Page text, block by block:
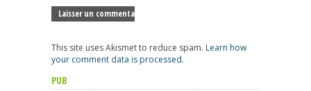
This site uses Akismet to reduce spam. Learn how
your comment data is processed.
PUB